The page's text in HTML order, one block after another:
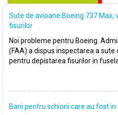
Sute de avioane Boeing 737
fisurilor
Noi probleme pentru Boeing.
(FAA) a dispus inspectarea a sute
pentru depistarea fisurilor in
Bani pentru schiorii care au fost